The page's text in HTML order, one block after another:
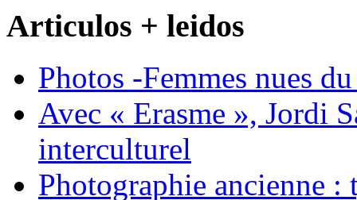
Articulos + leidos
Photos -Femmes nues
Avec « Erasme », Jordi
interculturel
Photographie ancienne :